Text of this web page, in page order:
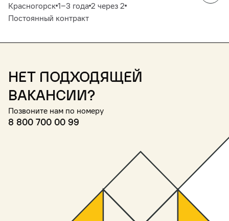
Красногорск 1‒3 года 2 через 2
Постоянный контракт
Нет подходящей
вакансии?
Позвоните нам по номеру
8 800 700 00 99